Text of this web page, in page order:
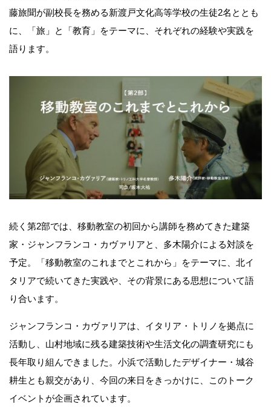
藤旅聞が副校長を務める新渡戸文化高等学校の生徒2名ととも
に、「旅」と「教育」をテーマに、それぞれの経験や実践を
語ります。
続く第2部では、移動教室の初回から講師を務めてきた建築
家・ジャンフランコ・カヴァリアと、多木陽介による対談を
予定。「移動教室のこれまでとこれから」をテーマに、北イ
タリアで続いてきた実践や、その背景にある思想について語
り合います。
ジャンフランコ・カヴァリアは、イタリア・トリノを拠点に
活動し、山村地域に残る建築技術や生活文化の調査研究にも
長年取り組んできました。小浜で活動したデザイナー・城谷
耕生とも親交があり、今回の来日をきっかけに、このトーク
イベントが企画されています。